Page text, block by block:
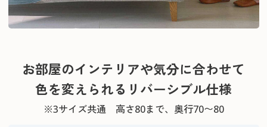
お部屋のインテリアや気分に合わせて
色を変えられるリバーシブル仕様
※3サイズ共通 高さ80まで、奧行70〜80